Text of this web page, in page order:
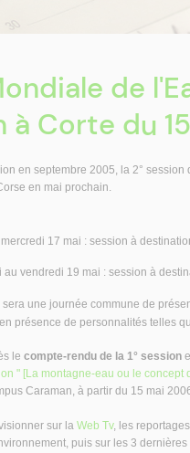
de
Corte du
en septembre 2005, la 2°
en mai prochain.
17 mai : session à
au vendredi 19 mai : session à
une journée commune de
présence de personnalités telles
le compte-rendu de la 1° session
" [La montagne-eau ou le
Caraman, à partir du 15 mai
sur la Web Tv, les
puis sur les 3 dernières